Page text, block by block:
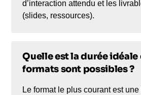
d’interaction attendu et les
(slides, ressources).
Quelle est la durée idéale
formats sont possibles ?
Le format le plus courant est